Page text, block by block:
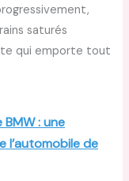
saturés
qui emporte tout
: une
l’automobile de